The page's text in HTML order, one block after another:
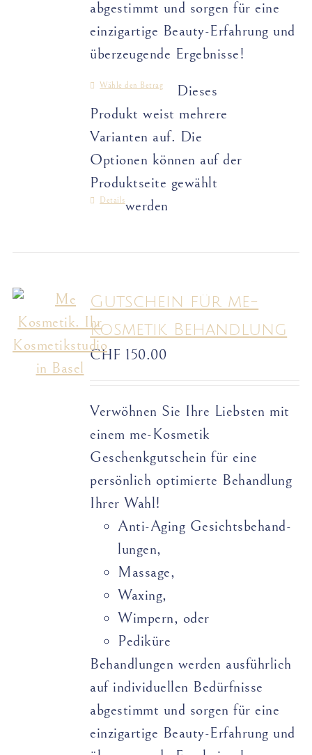
abgestimmt und sorgen für eine
einzigartige Beauty-Erfahrung und
überzeugende Ergebnisse!
Wähle den Betrag
Dieses
Produkt weist mehrere
Varianten auf. Die
Optionen können auf der
Produktseite gewählt
werden
Details
Gutschein für me-
Kosmetik Behandlung
CHF 150.00
Verwöhnen Sie Ihre Liebsten mit
einem me-Kosmetik
Geschenkgutschein für eine
persönlich optimierte Behandlung
Ihrer Wahl!
Anti-Aging Gesichts­­­­behand­­
lungen,
Massage,
Waxing,
Wimpern, oder
Pediküre
Behandlungen werden ausführlich
auf individuellen Bedürfnisse
abgestimmt und sorgen für eine
einzigartige Beauty-Erfahrung und